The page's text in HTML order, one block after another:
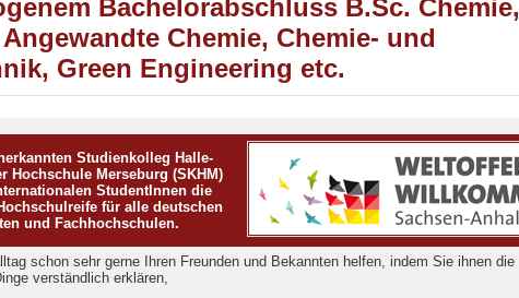
Bachelorabschluss B.Sc. Chemie,
Chemie, Chemie- und
Green Engineering etc.
Studienkolleg Halle-
Hochschule Merseburg (SKHM)
StudentInnen die
für alle deutschen
und Fachhochschulen.
schon sehr gerne Ihren Freunden und Bekannten helfen, indem Sie ihnen die
verständlich erklären,